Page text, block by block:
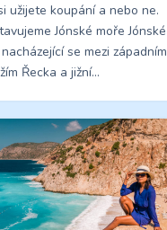
užijete koupání a nebo ne.
Jónské moře Jónské
se mezi západním
Řecka a jižní…